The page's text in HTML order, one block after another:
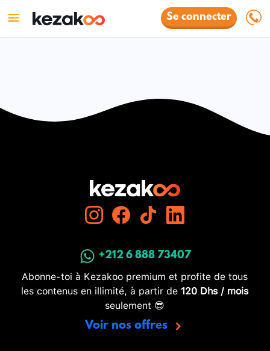
Se connecter
+212 6 888 73407
Abonne-toi à Kezakoo premium et profite de tous
les contenus en illimité, à partir de 120 Dhs / mois
seulement 😎
Voir nos offres